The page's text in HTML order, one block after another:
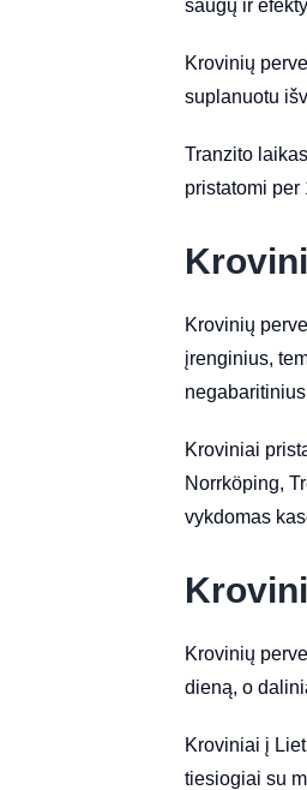
saugų ir
Krovinių
suplanuotu
Tranzito
pristatomi per
Krovinių
įrenginius,
Kroviniai
Norrköping,
vykdomas
Krovinių
dieną, o
Kroviniai į
tiesiogiai su